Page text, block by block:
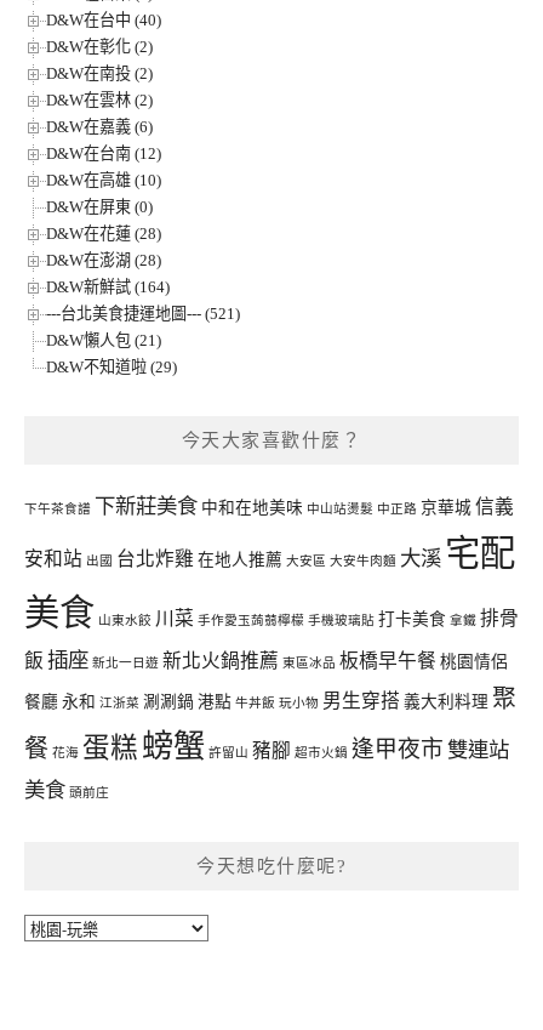
D&W在台中 (40)
D&W在彰化 (2)
D&W在南投 (2)
D&W在雲林 (2)
D&W在嘉義 (6)
D&W在台南 (12)
D&W在高雄 (10)
D&W在屏東 (0)
D&W在花蓮 (28)
D&W在澎湖 (28)
D&W新鮮試 (164)
---台北美食捷運地圖--- (521)
D&W懶人包 (21)
D&W不知道啦 (29)
今天大家喜歡什麼？
下午茶食譜 下新莊美食 中和在地美味 中山站燙髮 中正路 京華城 信義
安和站 出國 台北炸雞 在地人推薦 大安區 大安牛肉麵 大溪 宅配
美食 山東水餃 川菜 手作愛玉蒟蒻檸檬 手機玻璃貼 打卡美食 拿鐵 排骨
飯 插座 新北一日遊 新北火鍋推薦 東區冰品 板橋早午餐 桃園情侶
餐廳 永和 江浙菜 涮涮鍋 港點 牛丼飯 玩小物 男生穿搭 義大利料理 聚
餐 花海 蛋糕 螃蟹 許留山 豬腳 超市火鍋 逢甲夜市 雙連站
美食 頭前庄
今天想吃什麼呢?
今